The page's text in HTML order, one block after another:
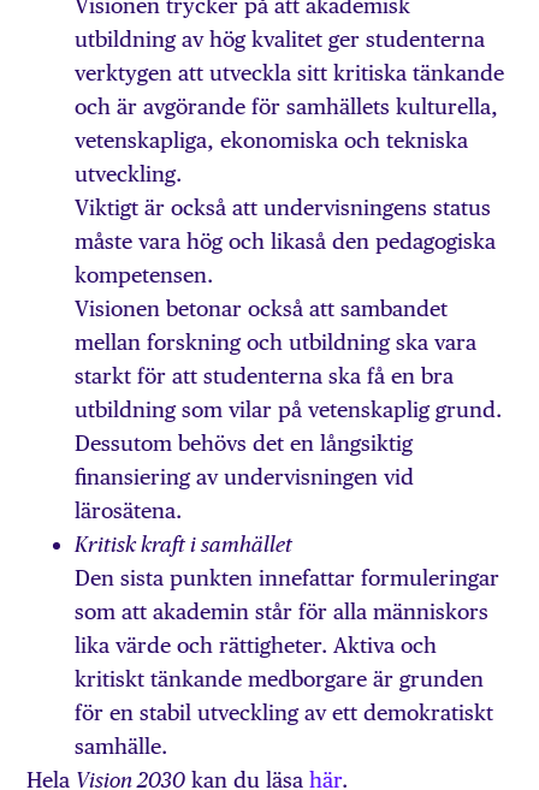
Visionen trycker på att akademisk
utbildning av hög kvalitet ger studenterna
verktygen att utveckla sitt kritiska tänkande
och är avgörande för samhällets kulturella,
vetenskapliga, ekonomiska och tekniska
utveckling.
Viktigt är också att undervisningens status
måste vara hög och likaså den pedagogiska
kompetensen.
Visionen betonar också att sambandet
mellan forskning och utbildning ska vara
starkt för att studenterna ska få en bra
utbildning som vilar på vetenskaplig grund.
Dessutom behövs det en långsiktig
finansiering av undervisningen vid
lärosätena.
Kritisk kraft i samhället
Den sista punkten innefattar formuleringar
som att akademin står för alla människors
lika värde och rättigheter. Aktiva och
kritiskt tänkande medborgare är grunden
för en stabil utveckling av ett demokratiskt
samhälle.
Hela Vision 2030 kan du läsahär.